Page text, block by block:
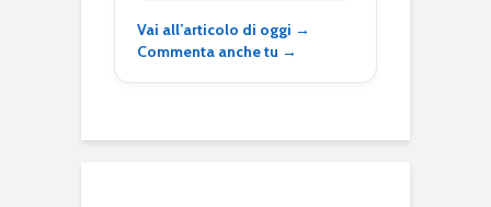
Vai all’articolo di oggi →
Commenta anche tu →